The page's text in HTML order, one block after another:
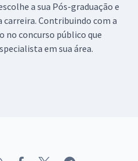
a sua Pós-graduação e
carreira. Contribuindo com a
no concurso público que
em sua área.